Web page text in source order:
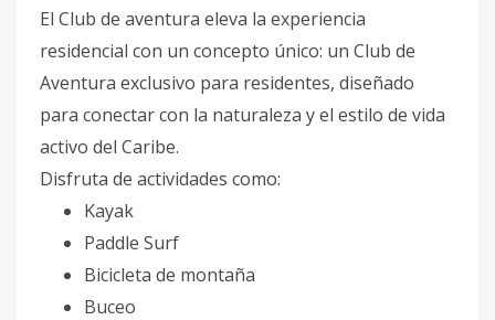
El Club de aventura eleva la experiencia
residencial con un concepto único: un Club de
Aventura exclusivo para residentes, diseñado
para conectar con la naturaleza y el estilo de vida
activo del Caribe.
Disfruta de actividades como:
Kayak
Paddle Surf
Bicicleta de montaña
Buceo